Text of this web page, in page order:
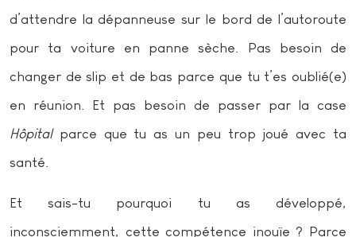
d’attendre la dépanneuse sur le bord de l’autoroute
pour ta voiture en panne sèche. Pas besoin de
changer de slip et de bas parce que tu t’es oublié(e)
en réunion. Et pas besoin de passer par la case
Hôpitalparce que tu as un peu trop joué avec ta
santé.
Et sais-tu pourquoi tu as développé,
inconsciemment, cette compétence inouïe ? Parce